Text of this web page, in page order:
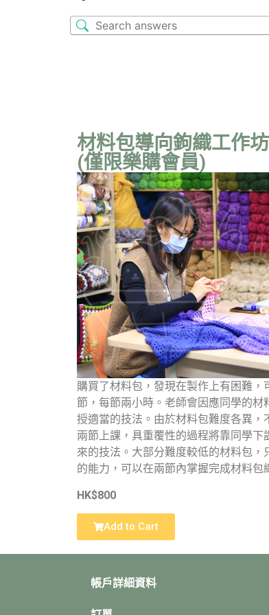
材料包導向鉤織工作坊
(僅限樂購會員)
購買了材料包，發現在製作上有困難
節，每節兩小時。老師會因應同學的
授適當的技法。由於材料包難度各異
兩節上課，具重覆性的過程將靠同學
來的技法。大部分難度較低的材料包
的能力，可以在兩節內掌握完成材料包
HK$800
Add to Cart
帳戶詳細資料